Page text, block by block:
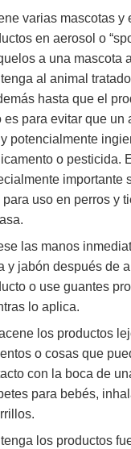
varias mascotas y
en aerosol o
a una mascota
al animal
hasta que el
es para evitar que un
potencialmente
o pesticida.
importante
para uso en perros y
las manos
y jabón después de
o use guantes
lo aplica.
los productos
o cosas que
con la boca de
para bebés,
los productos